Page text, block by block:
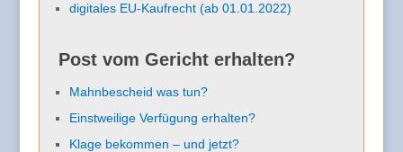
digitales EU-Kaufrecht (ab 01.01.2022)
Post vom Gericht erhalten?
Mahnbescheid was tun?
Einstweilige Verfügung erhalten?
Klage bekommen – und jetzt?